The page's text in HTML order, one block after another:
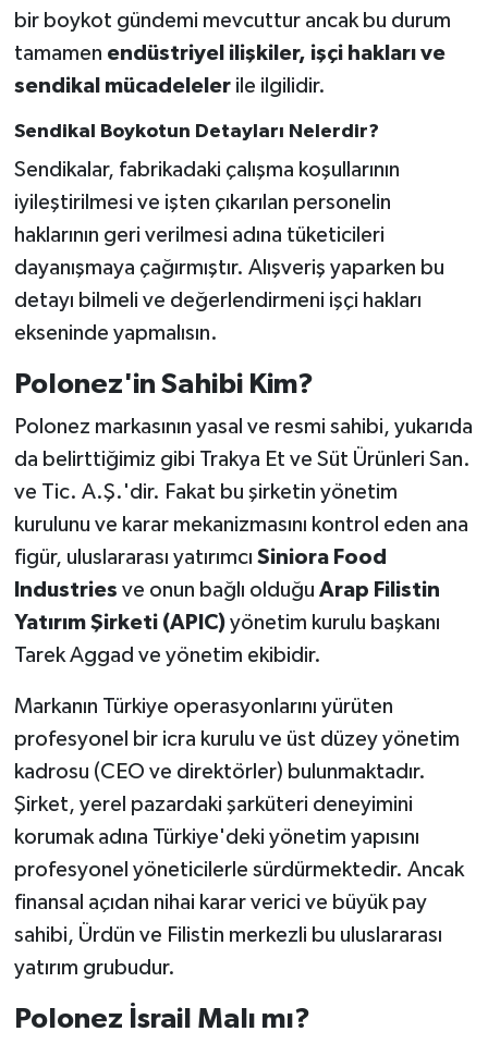
bir boykot gündemi mevcuttur ancak bu durum
tamamen endüstriyel ilişkiler, işçi hakları ve
sendikal mücadelelerile ilgilidir.
Sendikal Boykotun Detayları Nelerdir?
Sendikalar, fabrikadaki çalışma koşullarının
iyileştirilmesi ve işten çıkarılan personelin
haklarının geri verilmesi adına tüketicileri
dayanışmaya çağırmıştır. Alışveriş yaparken bu
detayı bilmeli ve değerlendirmeni işçi hakları
ekseninde yapmalısın.
Polonez'in Sahibi Kim?
Polonez markasının yasal ve resmi sahibi, yukarıda
da belirttiğimiz gibi Trakya Et ve Süt Ürünleri San.
ve Tic. A.Ş.'dir. Fakat bu şirketin yönetim
kurulunu ve karar mekanizmasını kontrol eden ana
figür, uluslararası yatırımcı Siniora Food
Industries ve onun bağlı olduğu Arap Filistin
Yatırım Şirketi (APIC)yönetim kurulu başkanı
Tarek Aggad ve yönetim ekibidir.
Markanın Türkiye operasyonlarını yürüten
profesyonel bir icra kurulu ve üst düzey yönetim
kadrosu (CEO ve direktörler) bulunmaktadır.
Şirket, yerel pazardaki şarküteri deneyimini
korumak adına Türkiye'deki yönetim yapısını
profesyonel yöneticilerle sürdürmektedir. Ancak
finansal açıdan nihai karar verici ve büyük pay
sahibi, Ürdün ve Filistin merkezli bu uluslararası
yatırım grubudur.
Polonez İsrail Malı mı?